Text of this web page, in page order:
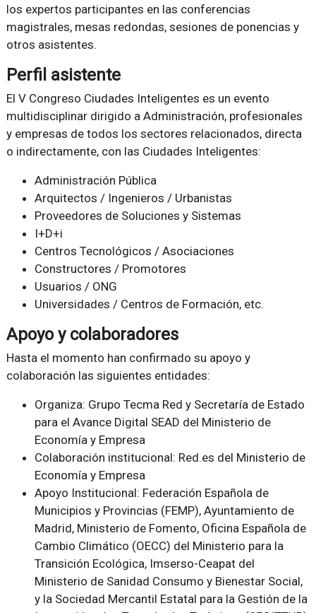
los expertos participantes en las conferencias
magistrales, mesas redondas, sesiones de ponencias y
otros asistentes.
Perfil asistente
El V Congreso Ciudades Inteligentes es un evento
multidisciplinar dirigido a Administración, profesionales
y empresas de todos los sectores relacionados, directa
o indirectamente, con las Ciudades Inteligentes:
Administración Pública
Arquitectos / Ingenieros / Urbanistas
Proveedores de Soluciones y Sistemas
I+D+i
Centros Tecnológicos / Asociaciones
Constructores / Promotores
Usuarios / ONG
Universidades / Centros de Formación, etc.
Apoyo y colaboradores
Hasta el momento han confirmado su apoyo y
colaboración las siguientes entidades:
Organiza: Grupo Tecma Red y Secretaría de Estado
para el Avance Digital SEAD del Ministerio de
Economía y Empresa
Colaboración institucional: Red.es del Ministerio de
Economía y Empresa
Apoyo Institucional: Federación Española de
Municipios y Provincias (FEMP), Ayuntamiento de
Madrid, Ministerio de Fomento, Oficina Española de
Cambio Climático (OECC) del Ministerio para la
Transición Ecológica, Imserso-Ceapat del
Ministerio de Sanidad Consumo y Bienestar Social,
y la Sociedad Mercantil Estatal para la Gestión de la